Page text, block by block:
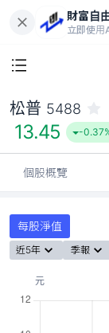
財富自
立即使用
松普 5488
13.45 -
個股概覽
每股淨值
近5年 季報